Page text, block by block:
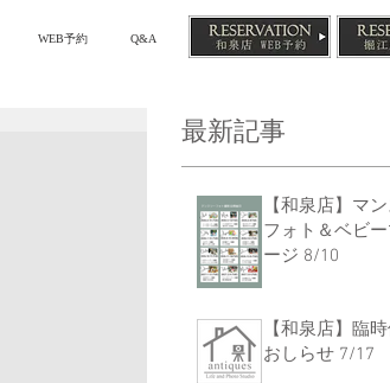
WEB予約 Q&A
最新記事
【和泉店】マ
フォト＆ベビ
ージ 8/10
【和泉店】臨
おしらせ 7/17